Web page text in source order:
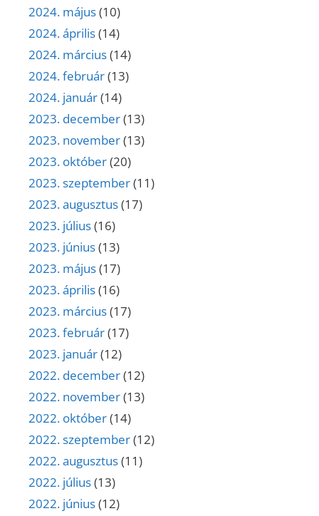
2024. május(10)
2024. április(14)
2024. március(14)
2024. február(13)
2024. január(14)
2023. december(13)
2023. november(13)
2023. október(20)
2023. szeptember(11)
2023. augusztus(17)
2023. július(16)
2023. június(13)
2023. május(17)
2023. április(16)
2023. március(17)
2023. február(17)
2023. január(12)
2022. december(12)
2022. november(13)
2022. október(14)
2022. szeptember(12)
2022. augusztus(11)
2022. július(13)
2022. június(12)